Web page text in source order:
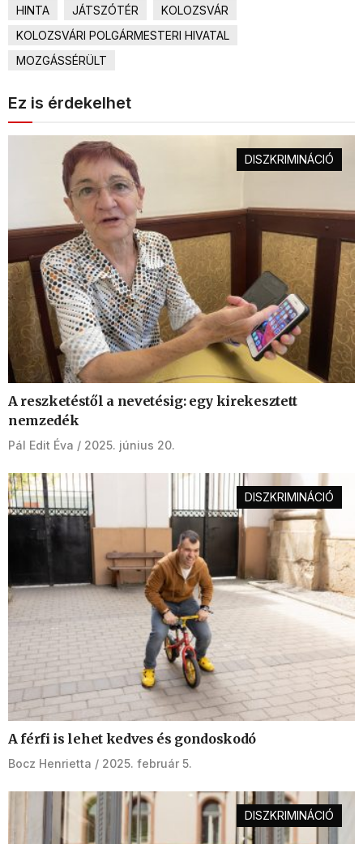
HINTA
JÁTSZÓTÉR
KOLOZSVÁR
KOLOZSVÁRI POLGÁRMESTERI HIVATAL
MOZGÁSSÉRÜLT
Ez is érdekelhet
DISZKRIMINÁCIÓ
A reszketéstől a nevetésig: egy kirekesztett
nemzedék
Pál Edit Éva 2025. június 20.
DISZKRIMINÁCIÓ
A férfi is lehet kedves és gondoskodó
Bocz Henrietta 2025. február 5.
DISZKRIMINÁCIÓ